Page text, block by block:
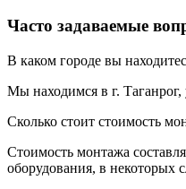
Часто задаваемые
В каком городе вы
Мы находимся в г. Таганрог,
Сколько стоит стоимость
Стоимость монтажа
оборудования, в некоторых